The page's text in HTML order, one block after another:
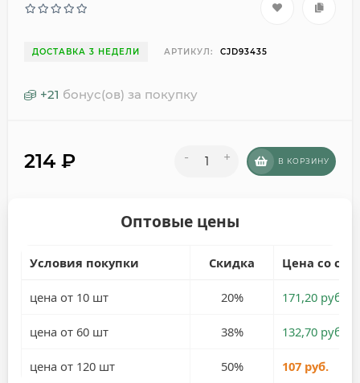
ДОСТАВКА 3 НЕДЕЛИ АРТИКУЛ: CJD93435
+21 бонус(ов) за покупку
214 ₽ - + В КОРЗИНУ
Оптовые цены
Условия покупки Скидка Цена со
цена от 10 шт 20% 171,20 руб.
цена от 60 шт 38% 132,70 руб.
цена от 120 шт 50% 107 руб.